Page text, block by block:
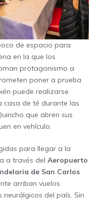
de espacio para
en la que los
protagonismo a
poner a prueba
puede realizarse
casa de té durante las
que abren sus
en vehículo.
para llegar a la
a través del Aeropuerto
de San Carlos
arriban vuelos
del país. Sin